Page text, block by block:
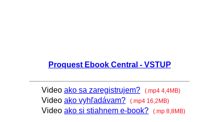
Proquest Ebook Central - VSTUP
Video ako sa zaregistrujem? (.mp4 4,4MB)
Video ako vyhľadávam? (.mp4 16,2MB)
Video ako si stiahnem e-book? (.mp 8,8MB)